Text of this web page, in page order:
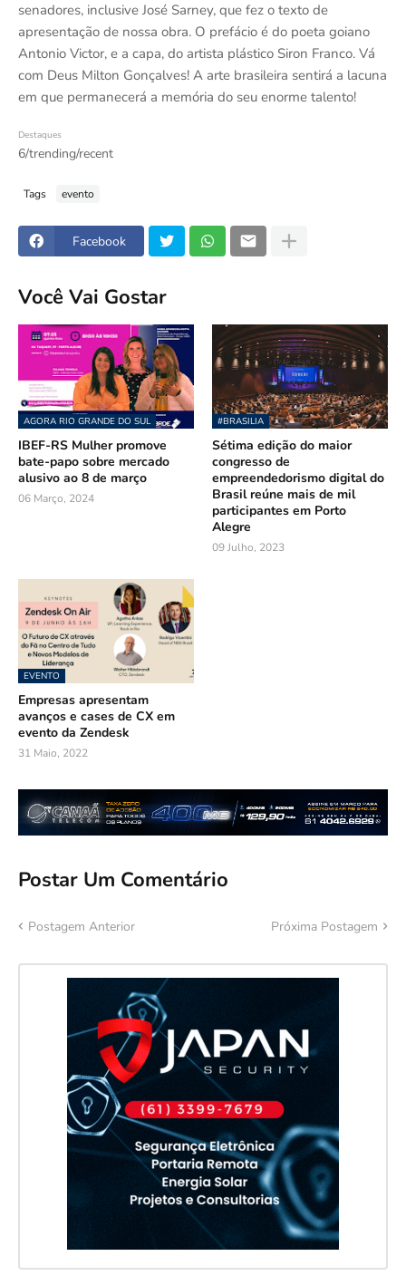
senadores, inclusive José Sarney, que fez o texto de
apresentação de nossa obra. O prefácio é do poeta goiano
Antonio Victor, e a capa, do artista plástico Siron Franco. Vá
com Deus Milton Gonçalves! A arte brasileira sentirá a lacuna
em que permanecerá a memória do seu enorme talento!
Destaques
6/trending/recent
Tags evento
Facebook
Você Vai Gostar
AGORA RIO GRANDE DO SUL
IBEF-RS Mulher promove
bate-papo sobre mercado
alusivo ao 8 de março
06 Março, 2024
#BRASILIA
Sétima edição do maior
congresso de
empreendedorismo digital do
Brasil reúne mais de mil
participantes em Porto
Alegre
09 Julho, 2023
EVENTO
Empresas apresentam
avanços e cases de CX em
evento da Zendesk
31 Maio, 2022
Postar Um Comentário
Postagem Anterior Próxima Postagem